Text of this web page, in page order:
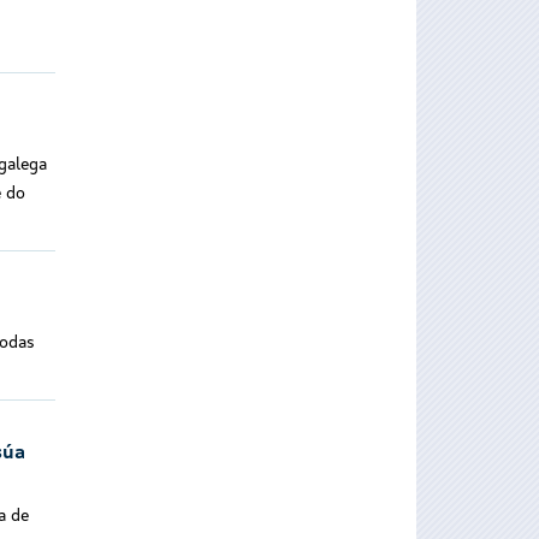
do
de